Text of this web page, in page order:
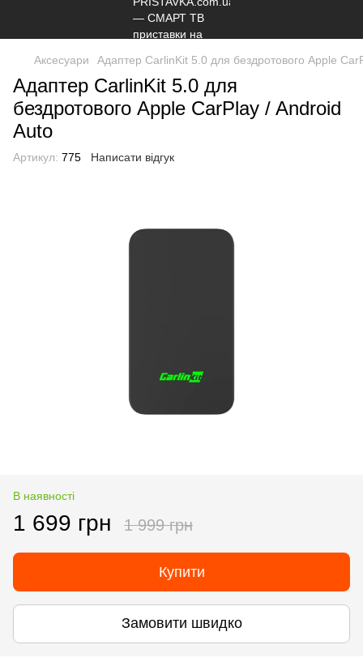
Аксесуари Адаптер CarlinKit 5.0 для бездротового Apple
Адаптер CarlinKit 5.0 для
бездротового Apple CarPlay / Android
Auto
Артикул: 775 Написати відгук
В наявності
1 699 грн 1 999 грн
Купити
Замовити швидко